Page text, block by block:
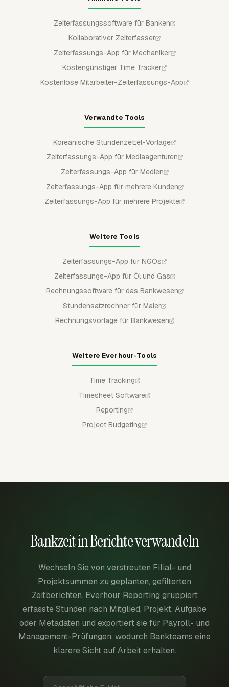
Zeiterfassungssoftware für Banken
Kollaborativer Zeiterfasser
Zeiterfassungs-App für Mechaniker
Kostengünstiger Time Tracker
Kostenlose Mitarbeiter-Zeiterfassungs-App
Verwandte Tools
Koreanische Stundenzettel-Vorlage
Zeiterfassungs-App für Mediaagenturen
Zeiterfassungs-App für Medien
Zeiterfassungs-App für mehrere Kunden
Zeiterfassungs-App für mehrere Projekte
Weitere Tools
Zeiterfassungs-App für NGOs
Zeiterfassungs-App für Öl und Gas
Rechnungssoftware für das Bankwesen
Stundensatzrechner für Maler
Rechnungsvorlage für Bankwesen
Weitere Everhour-Tools
Time Tracking
Timesheet Software
Reporting
Project Budgeting
Bankzeit in Berichte verwandeln
Wechseln Sie von verstreuten Filial- und
Projektsummen zu geplanten, gefilterten
Zeitberichten. Everhour Reporting gruppiert
erfasste Stunden nach Mitglied, Projekt, Aufgabe
oder Metadaten und exportiert sie für Payroll- und
Management-Prüfungen, wodurch Bankteams eine
klarere Sicht auf Arbeit erhalten.